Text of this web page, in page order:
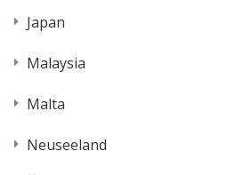
Japan
Malaysia
Malta
Neuseeland